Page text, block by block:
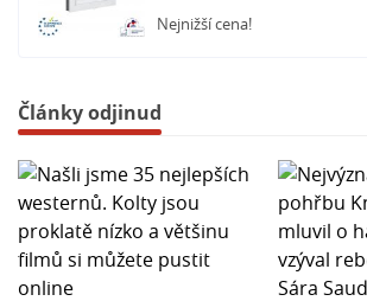
Nejnižší cena!
Články odjinud